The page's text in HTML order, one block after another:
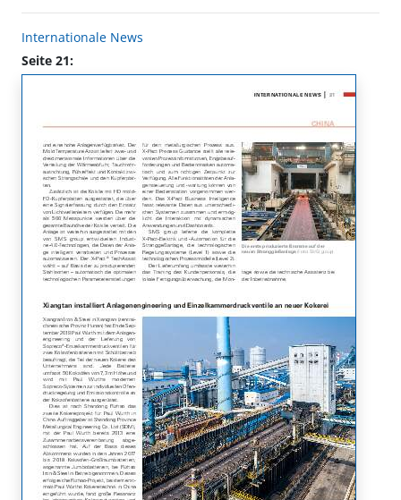
Internationale News
Seite 21: